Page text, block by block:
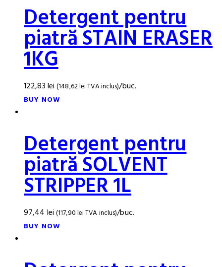
Detergent pentru
piatră STAIN ERASER
1KG
122,83 lei (148,62lei TVA inclus)/buc.
BUY NOW
Detergent pentru
piatră SOLVENT
STRIPPER 1L
97,44 lei (117,90 lei TVA inclus)/buc.
BUY NOW